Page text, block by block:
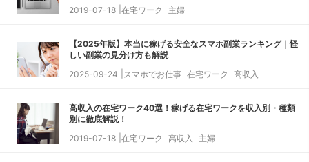
2019-07-18 在宅ワーク 主婦
【2025年版】本当に稼げる安全なスマホ副業ランキング｜怪
しい副業の見分け方も解説
2025-09-24
スマホでお仕事 在宅ワーク 高収入
高収入の在宅ワーク40選！稼げる在宅ワークを収入別・種類
別に徹底解説！
2019-07-18 在宅ワーク 高収入 主婦